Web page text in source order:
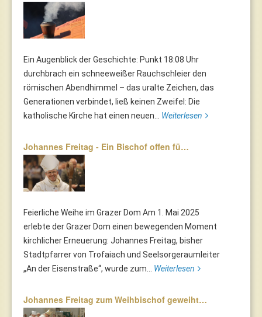
Ein Augenblick der Geschichte: Punkt 18:08 Uhr
durchbrach ein schneeweißer Rauchschleier den
römischen Abendhimmel – das uralte Zeichen, das
Generationen verbindet, ließ keinen Zweifel: Die
katholische Kirche hat einen neuen... Weiterlesen
Johannes Freitag - Ein Bischof offen fü…
Feierliche Weihe im Grazer Dom Am 1. Mai 2025
erlebte der Grazer Dom einen bewegenden Moment
kirchlicher Erneuerung: Johannes Freitag, bisher
Stadtpfarrer von Trofaiach und Seelsorgeraumleiter
„An der Eisenstraße“, wurde zum... Weiterlesen
Johannes Freitag zum Weihbischof geweiht…